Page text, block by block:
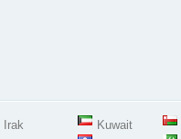
Irak
Kuwait